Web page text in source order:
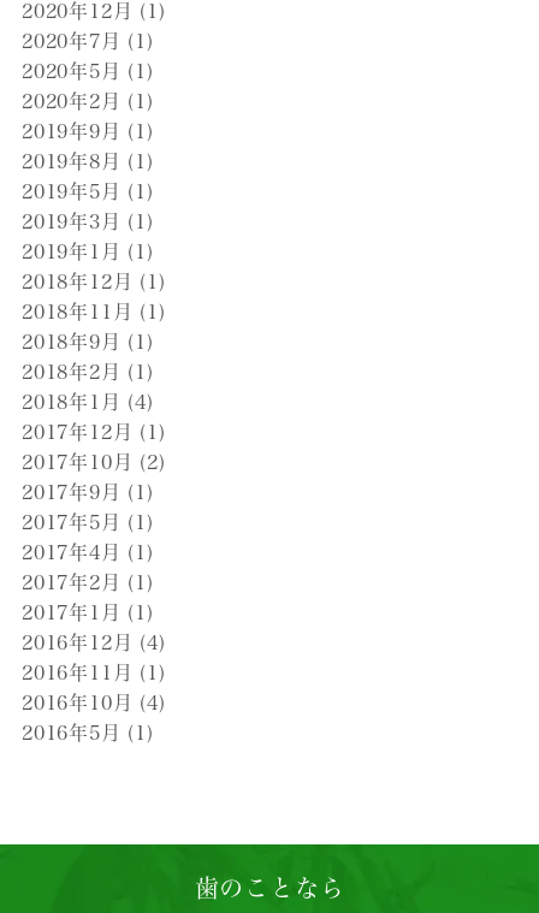
2020年12月 (1)
2020年7月 (1)
2020年5月 (1)
2020年2月 (1)
2019年9月 (1)
2019年8月 (1)
2019年5月 (1)
2019年3月 (1)
2019年1月 (1)
2018年12月 (1)
2018年11月 (1)
2018年9月 (1)
2018年2月 (1)
2018年1月 (4)
2017年12月 (1)
2017年10月 (2)
2017年9月 (1)
2017年5月 (1)
2017年4月 (1)
2017年2月 (1)
2017年1月 (1)
2016年12月 (4)
2016年11月 (1)
2016年10月 (4)
2016年5月 (1)
歯のことなら